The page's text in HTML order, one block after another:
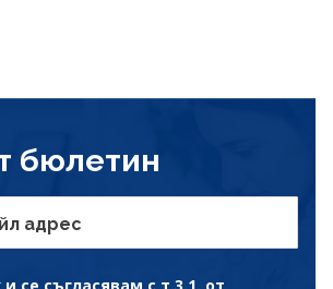
бюлетин
адрес